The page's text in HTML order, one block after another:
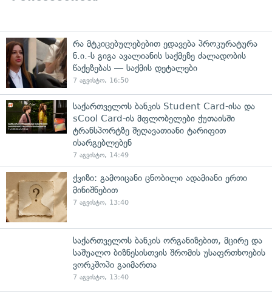
რა მტკიცებულებებით ედავება პროკურატურა
ნ.ი.-ს გიგა ავალიანის საქმეზე ძალადობის
წაქეზებას — საქმის დეტალები
7 აგვისტო, 16:50
საქართველოს ბანკის Student Card-ისა და
sCool Card-ის მფლობელები ქუთაისში
ტრანსპორტზე შეღავათიანი ტარიფით
ისარგებლებენ
7 აგვისტო, 14:49
ქვიზი: გამოიცანი ცნობილი ადამიანი ერთი
მინიშნებით
7 აგვისტო, 13:40
საქართველოს ბანკის ორგანიზებით, მცირე და
საშუალო ბიზნესისთვის შრომის უსაფრთხოების
ვორკშოპი გაიმართა
7 აგვისტო, 13:40